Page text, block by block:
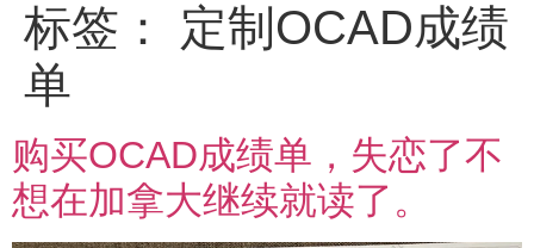
标签： 定制OCAD成绩
单
购买OCAD成绩单，失恋了不
想在加拿大继续就读了。